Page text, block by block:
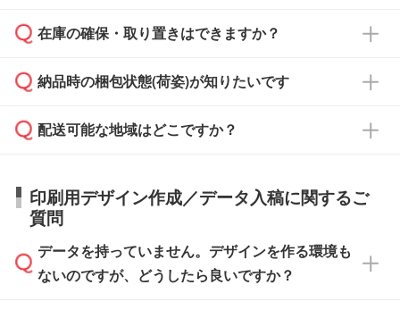
校や幼稚園・保育園であれば、同様の条件でご
ご希望の際は担当スタッフまでお気軽にご相談
ください。
たは注文フォームの『ご注文に関する備考欄』
ご入金確認後、1～2営業日で出荷いたしま
タッフまでお問い合わせください。
ル」に注文予定日をご入力いただくと、おおよ
その締切日や出荷目安をご確認いただけます。
ご希望の納期がある場合は、お問い合わせ・お
い。
応が可能かご案内いたします。
す。>>対象商品はこちら
※最短出荷日は商品によって異なります。各商
品ページにてご確認ください
在庫の確保・取り置きはできますか？
ご入金確認後に在庫を確保し、注文確定のご連
はできかねますので予めご了承ください。
納品時の梱包状態(荷姿)が知りたいです
商品によって異なります。各ページにある商品
す。(白箱、化粧箱、ブリスターパックなど)
【袋入り】 商品がひとつずつ袋に入っていま
す。(透明袋、デザイン袋など)
【個包装なし】 個包装がされていない状態で
配送可能な地域はどこですか？
日本全国へお届けが可能です。なお、海外への
直接納品は行っておりませんので予めご了承く
ださい。
印刷用デザイン作成／データ入稿に関するご
質問
データを持っていません。デザインを作る環境も
ないのですが、どうしたら良いですか？